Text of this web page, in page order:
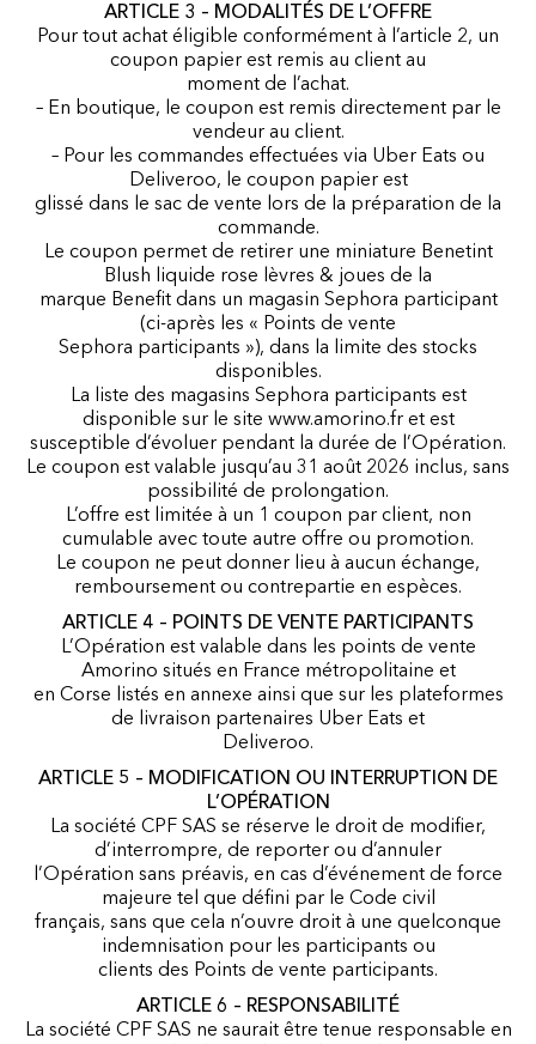
ARTICLE 3 – MODALITÉS DE L’OFFRE
Pour tout achat éligible conformément à l’article 2, un
coupon papier est remis au client au
moment de l’achat.
– En boutique, le coupon est remis directement par le
vendeur au client.
– Pour les commandes effectuées via Uber Eats ou
Deliveroo, le coupon papier est
glissé dans le sac de vente lors de la préparation de la
commande.
Le coupon permet de retirer une miniature Benetint
Blush liquide rose lèvres & joues de la
marque Benefit dans un magasin Sephora participant
(ci-après les « Points de vente
Sephora participants »), dans la limite des stocks
disponibles.
La liste des magasins Sephora participants est
disponible sur le site www.amorino.fr et est
susceptible d’évoluer pendant la durée de l’Opération.
Le coupon est valable jusqu’au 31 août 2026 inclus, sans
possibilité de prolongation.
L’offre est limitée à un 1 coupon par client, non
cumulable avec toute autre offre ou promotion.
Le coupon ne peut donner lieu à aucun échange,
remboursement ou contrepartie en espèces.
ARTICLE 4 – POINTS DE VENTE PARTICIPANTS
L’Opération est valable dans les points de vente
Amorino situés en France métropolitaine et
en Corse listés en annexe ainsi que sur les plateformes
de livraison partenaires Uber Eats et
Deliveroo.
ARTICLE 5 – MODIFICATION OU INTERRUPTION DE
L’OPÉRATION
La société CPF SAS se réserve le droit de modifier,
d’interrompre, de reporter ou d’annuler
l’Opération sans préavis, en cas d’événement de force
majeure tel que défini par le Code civil
français, sans que cela n’ouvre droit à une quelconque
indemnisation pour les participants ou
clients des Points de vente participants.
ARTICLE 6 – RESPONSABILITÉ
La société CPF SAS ne saurait être tenue responsable en